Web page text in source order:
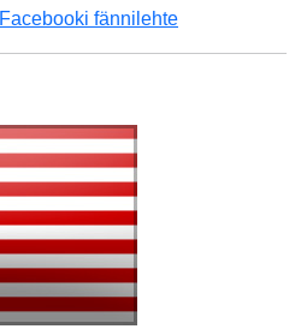
Facebooki fännilehte